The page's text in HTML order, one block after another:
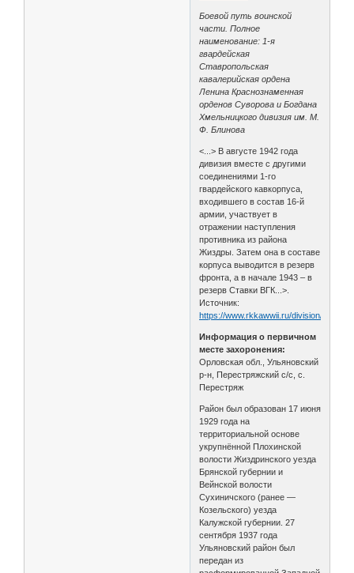
Боевой путь воинской
части. Полное
наименование: 1-я
гвардейская
Ставропольская
кавалерийская ордена
Ленина Краснознаменная
орденов Суворова и Богдана
Хмельницкого дивизия им. М.
Ф. Блинова
<...> В августе 1942 года
дивизия вместе с другими
соединениями 1-го
гвардейского кавкорпуса,
входившего в состав 16-й
армии, участвует в
отражении наступления
противника из района
Жиздры. Затем она в составе
корпуса выводится в резерв
фронта, а в начале 1943 – в
резерв Ставки ВГК...>.
Источник:
https://www.rkkawwii.ru/division/1gvkdf1
Информация о первичном
месте захоронения:
Орловская обл., Ульяновский
р-н, Перестряжский с/с, с.
Перестряж
Район был образован 17 июня
1929 года на
территориальной основе
укрупнённой Плохинской
волости Жиздринского уезда
Брянской губернии и
Вейнской волости
Сухиничского (ранее —
Козельского) уезда
Калужской губернии. 27
сентября 1937 года
Ульяновский район был
передан из